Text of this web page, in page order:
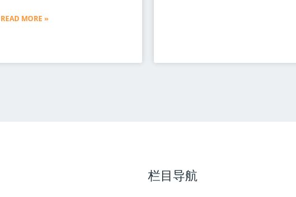
READ MORE »
栏目导航